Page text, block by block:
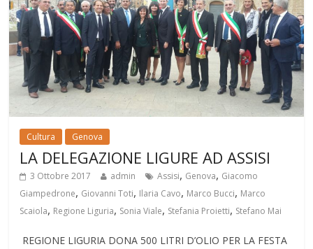
Cultura Genova
LA DELEGAZIONE LIGURE AD ASSISI
3 Ottobre 2017 admin Assisi, Genova, Giacomo
Giampedrone, Giovanni Toti, Ilaria Cavo, Marco Bucci, Marco
Scaiola, Regione Liguria, Sonia Viale, Stefania Proietti, Stefano Mai
REGIONE LIGURIA DONA 500 LITRI D’OLIO PER LA FESTA